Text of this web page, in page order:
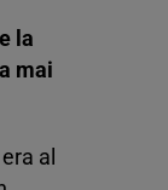
la
mai
al